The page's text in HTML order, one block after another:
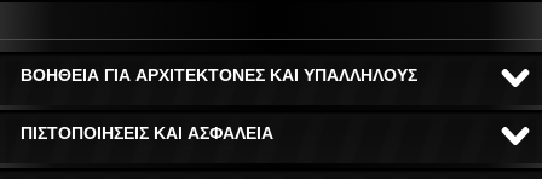
ΒΟΗΘΕΙΑ ΓΙΑ ΑΡΧΙΤΕΚΤΟΝΕΣ ΚΑΙ ΥΠΑΛΛΗΛΟΥΣ
ΠΙΣΤΟΠΟΙΗΣΕΙΣ ΚΑΙ ΑΣΦΑΛΕΙΑ